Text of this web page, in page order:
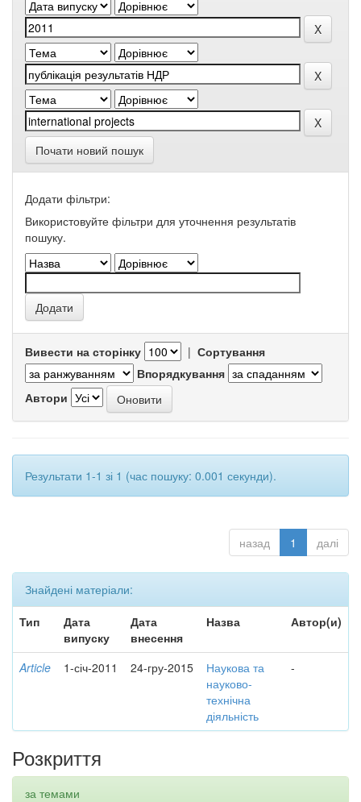
Почати новий пошук
Додати фільтри:
Використовуйте фільтри для уточнення результатів
пошуку.
Вивести на сторінку | Сортування
Впорядкування
Автори
Результати 1-1 зі 1 (час пошуку: 0.001 секунди).
назад 1 далі
Знайдені матеріали:
Тип
Дата
випуску
Дата
внесення
Назва Автор(и)
Article 1-січ-2011 24-гру-2015
Наукова та
науково-
технічна
діяльність
-
Розкриття
за темами